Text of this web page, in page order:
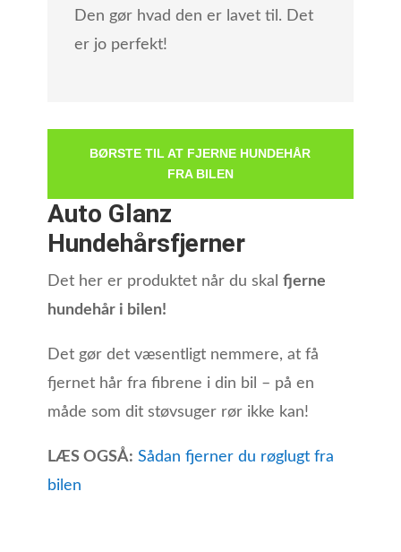
Den gør hvad den er lavet til. Det
er jo perfekt!
BØRSTE TIL AT FJERNE HUNDEHÅR
FRA BILEN
Auto Glanz
Hundehårsfjerner
Det her er produktet når du skal fjerne
hundehår i bilen!
Det gør det væsentligt nemmere, at få
fjernet hår fra fibrene i din bil – på en
måde som dit støvsuger rør ikke kan!
LÆS OGSÅ: Sådan fjerner du røglugt fra
bilen